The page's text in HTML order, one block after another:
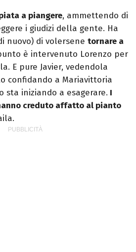
a piangere, ammettendo di
i giudizi della gente. Ha
nuovo) di volersene tornare a
è intervenuto Lorenzo per
E pure Javier, vedendola
confidando a Mariavittoria
sta iniziando a esagerare. I
creduto affatto al pianto